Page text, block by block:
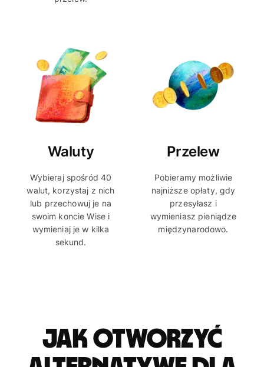
Waluty
Wybieraj spośród 40
walut, korzystaj z nich
lub przechowuj je na
swoim koncie Wise i
wymieniaj je w kilka
sekund.
Przelew
Pobieramy możliwie
najniższe opłaty, gdy
przesyłasz i
wymieniasz pieniądze
międzynarodowo.
Jak otworzyć